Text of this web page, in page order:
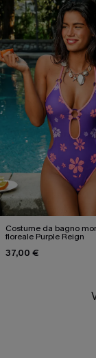
Costume da bagno
floreale Purple Reign
37,00 €